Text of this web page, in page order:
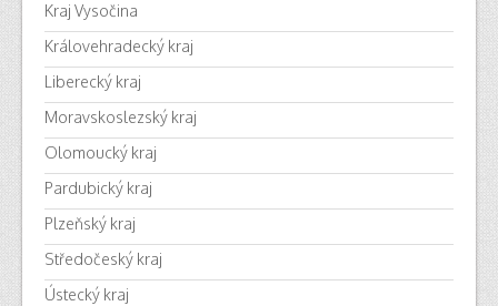
Kraj Vysočina
Královehradecký kraj
Liberecký kraj
Moravskoslezský kraj
Olomoucký kraj
Pardubický kraj
Plzeňský kraj
Středočeský kraj
Ústecký kraj